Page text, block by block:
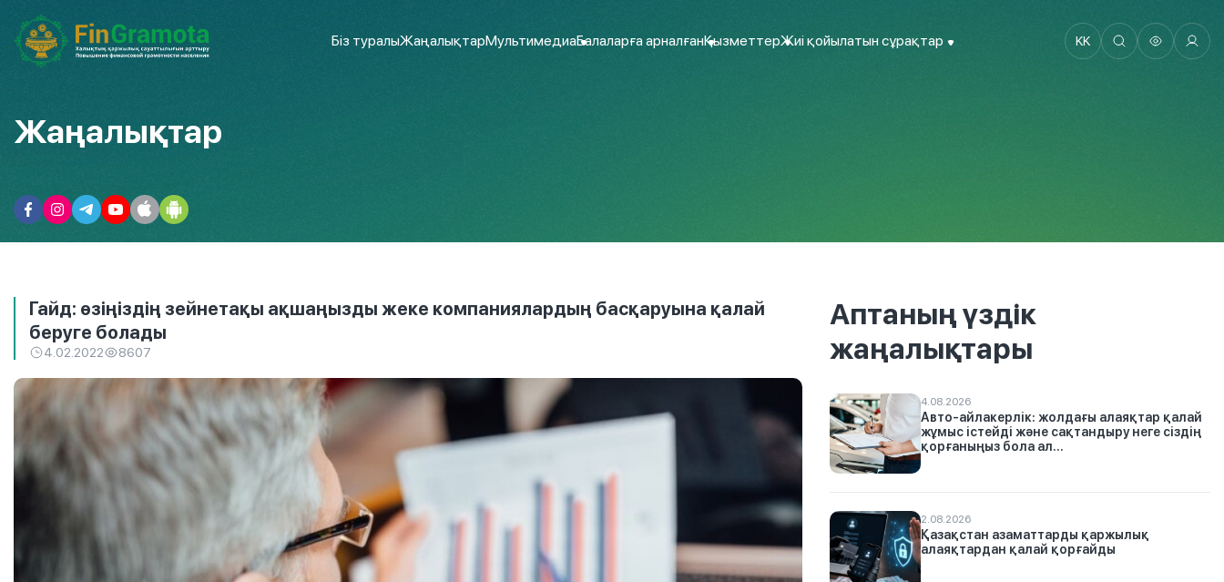
Біз туралыЖаңалықтарМультимедиаБалаларға арналғанҚызметтерЖиі қойылатын сұрақтар KK
Жаңалықтар
Гайд: өзіңіздің зейнетақы ақшаңызды жеке компаниялардың басқаруына қалай
беруге болады
4.02.2022 8607
Аптаның үздік
жаңалықтары
4.08.2026
Авто-айлакерлік: жолдағы алаяқтар қалай
жұмыс істейді және сақтандыру неге сіздің
қорғаныңыз бола ал...
2.08.2026
Қазақстан азаматтарды қаржылық
алаяқтардан қалай қорғайды